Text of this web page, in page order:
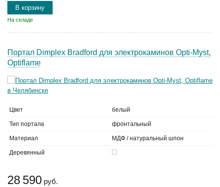
В корзину
На складе
Портал Dimplex Bradford для электрокаминов Opti-Myst,
Optiflame
Цвет белый
Тип портала фронтальный
Материал МДФ / натуральный шпон
Деревянный
28 590 руб.